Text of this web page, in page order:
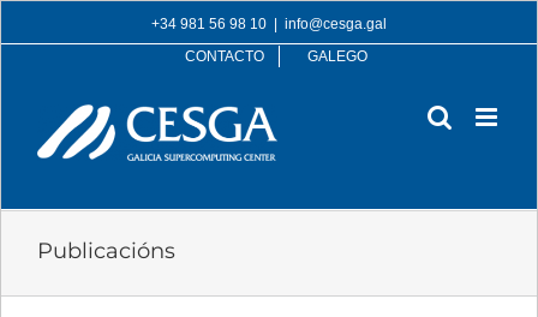
to
+34 981 56 98 10
info@cesga.gal
CONTACTO
GALEGO
Publicacións